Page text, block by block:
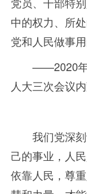
中的权力、所
党和人民做事
——2020
人大三次会议
我们党深
己的事业，人
依靠人民，尊